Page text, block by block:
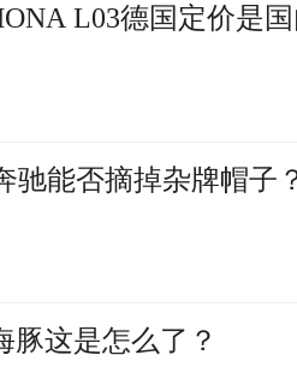
L03德国定价是
驰能否摘掉杂牌帽子
豚这是怎么了？